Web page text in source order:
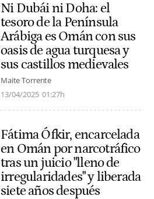
Ni Dubái ni Doha: el
tesoro de la Península
Arábiga es Omán con sus
oasis de agua turquesa y
sus castillos medievales
Maite Torrente
13/04/2025 01:27h
Fátima Ófkir, encarcelada
en Omán por narcotráfico
tras un juicio "lleno de
irregularidades" y liberada
siete años después